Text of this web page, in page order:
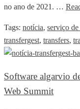
no ano de 2021. …
Tags: notícia, serviço
transfergest, transfers,
Software algarvio
Web Summit